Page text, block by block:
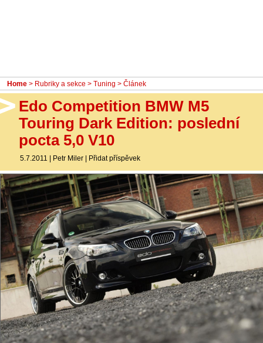
Home > Rubriky a sekce > Tuning > Článek
Edo Competition BMW M5
Touring Dark Edition: poslední
pocta 5,0 V10
5.7.2011 | Petr Miler | Přidat příspěvek